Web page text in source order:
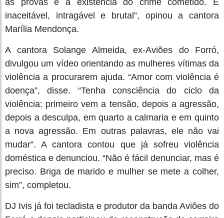
inaceitável, intragável e brutal”, opinou a cantora
Marília Mendonça.
A cantora Solange Almeida, ex-Aviões do Forró,
divulgou um vídeo orientando as mulheres vítimas da
violência a procurarem ajuda. “Amor com violência é
doença”, disse. “Tenha consciência do ciclo da
violência: primeiro vem a tensão, depois a agressão,
depois a desculpa, em quarto a calmaria e em quinto
a nova agressão. Em outras palavras, ele não vai
mudar”. A cantora contou que já sofreu violência
doméstica e denunciou. “Não é fácil denunciar, mas é
preciso. Briga de marido e mulher se mete a colher,
sim”, completou.
DJ Ivis já foi tecladista e produtor da banda Aviões do